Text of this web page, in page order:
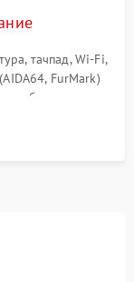
тачпад, Wi-Fi,
FurMark)